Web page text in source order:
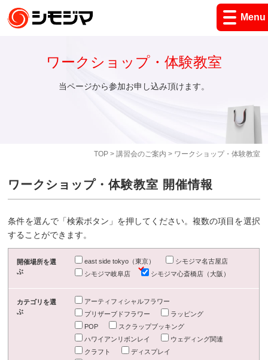
Menu
TOP> 講習会のご案内 > ワークショップ・体験教室
ワークショップ・体験教室
当ページから参加お申し込み頂けます。
ワークショップ・体験教室 開催情報
条件を選んで「検索ボタン」を押してください。複数の項目を選択
することができます。
開催場所を選
ぶ
east side tokyo（東京）
シモジマ名古屋店
シモジマ岐阜店
シモジマ心斎橋店（大阪）
カテゴリを選
ぶ
アーティフィシャルフラワー
プリザーブドフラワー
ラッピング
POP
スクラップブッキング
ハワイアンリボンレイ
ウェディング関連
クラフト
ディスプレイ